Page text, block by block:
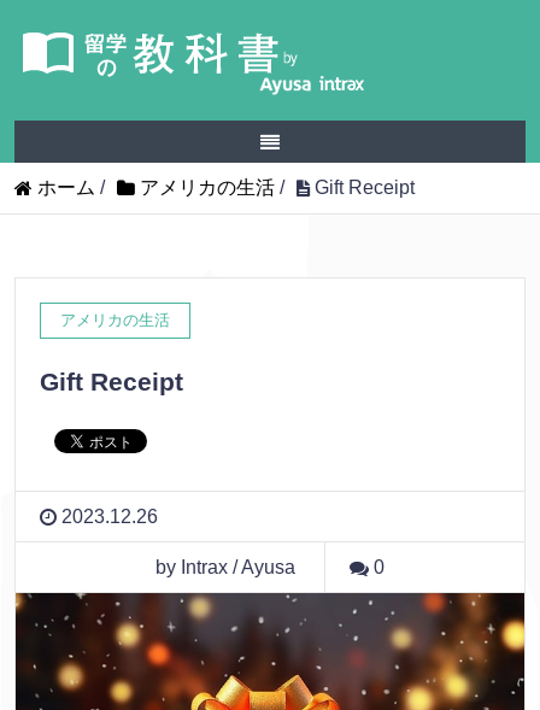
ホーム / アメリカの生活 / Gift Receipt
アメリカの生活
Gift Receipt
2023.12.26
by Intrax / Ayusa 0